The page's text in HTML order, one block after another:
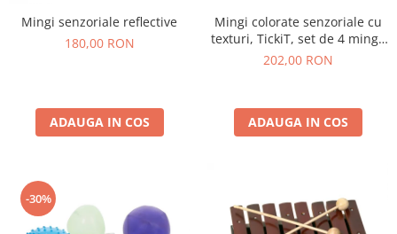
Mingi senzoriale reflective
180,00 RON
ADAUGA IN COS
Mingi colorate senzoriale cu
texturi, TickiT, set de 4 mingi,
multicolor
202,00 RON
ADAUGA IN COS
-30%